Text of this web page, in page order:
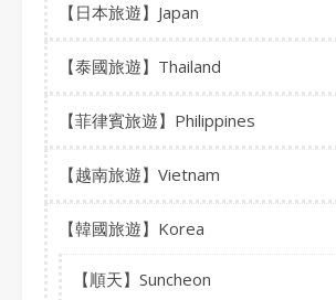
【日本旅遊】Japan
【泰國旅遊】Thailand
【菲律賓旅遊】Philippines
【越南旅遊】Vietnam
【韓國旅遊】Korea
【順天】Suncheon